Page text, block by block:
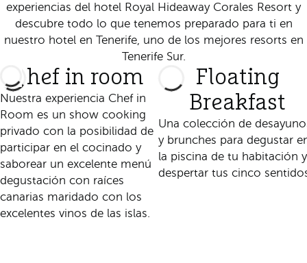
experiencias del hotel Royal Hideaway Corales Resort y
descubre todo lo que tenemos preparado para ti en
nuestro hotel en Tenerife, uno de los mejores resorts en
Tenerife Sur.
Chef in room
Nuestra experiencia Chef in
Room es un show cooking
privado con la posibilidad de
participar en el cocinado y
saborear un excelente menú
degustación con raíces
canarias maridado con los
excelentes vinos de las islas.
Floating
Breakfast
Una colección de
y brunches para degustar
la piscina de tu habitación y
despertar tus cinco